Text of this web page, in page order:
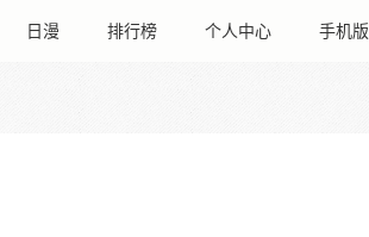
日漫 排行榜 个人中心 手机版